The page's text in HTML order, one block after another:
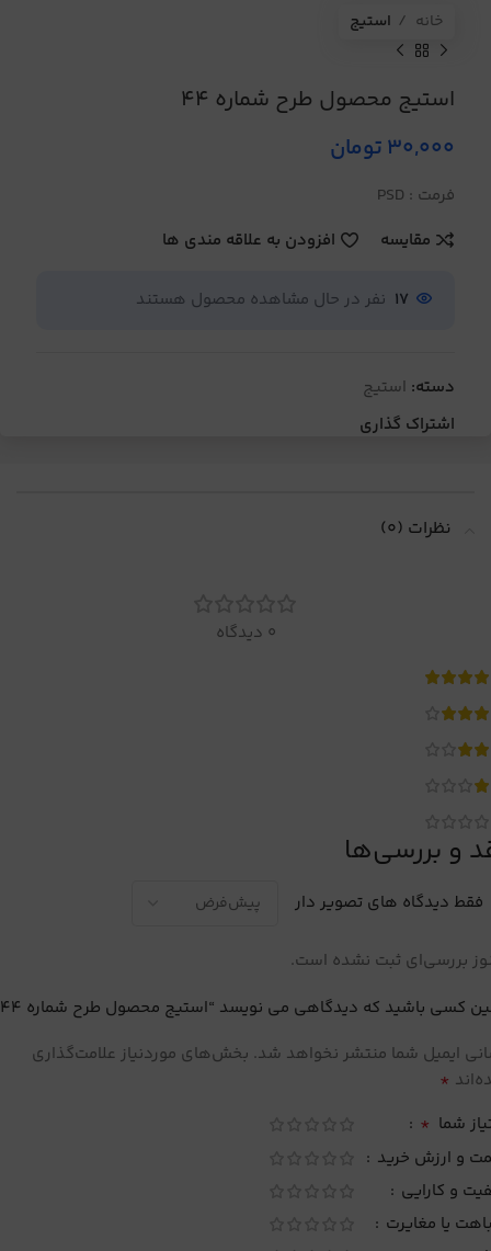
خانه استیج
استیج محصول طرح شماره 44
30,000تومان
فرمت : PSD
مقایسه
افزودن به علاقه مندی ها
17 نفر در حال مشاهده محصول هستند
دسته: استیج
اشتراک گذاری
نظرات (0)
0 دیدگاه
و بررسی‌ها
فقط دیدگاه های تصویر دار
بررسی‌ای ثبت نشده است.
کسی باشید که دیدگاهی می نویسد “استیج محصول طرح شماره 44”
ایمیل شما منتشر نخواهد شد. بخش‌های موردنیاز علامت‌گذاری
*
شما *
و ارزش خرید
و کارایی
یا مغایرت